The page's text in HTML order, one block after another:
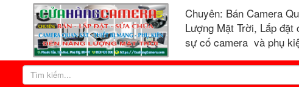
Chuyên: Bán Camera
Lượng Mặt Trời, Lắp
sự cố camera và phụ
TRANG NHẤT ĐIỀU KHOẢN SỬ DỤNG